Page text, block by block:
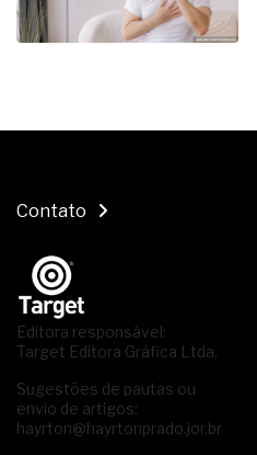
Contato
Editora responsável:
Target Editora Gráfica Ltda.
Sugestões de pautas ou
envio de artigos:
hayrton@hayrtonprado.jor.br